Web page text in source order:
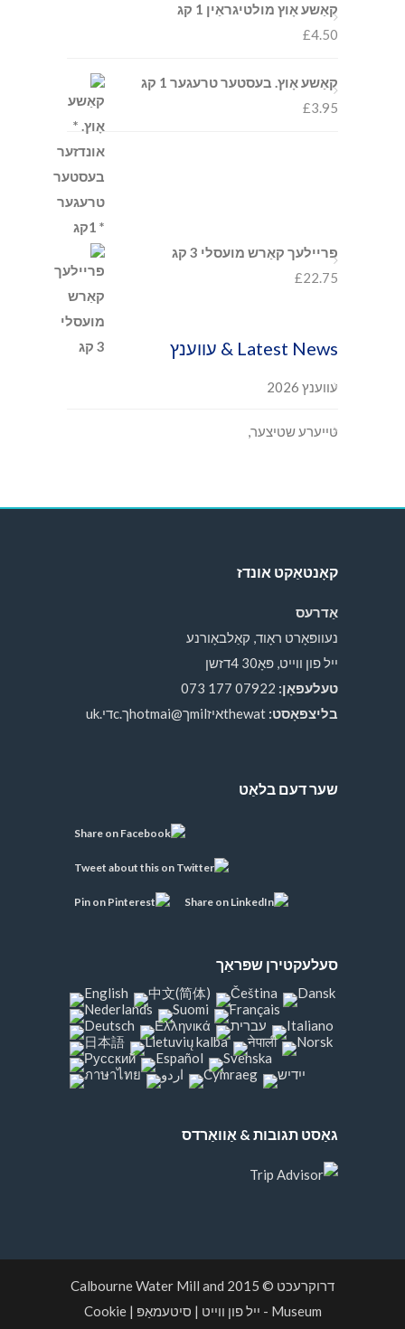
קאַשע אָוץ מולטיגראַין 1 קג
£4.50
קאַשע אָוץ. בעסטער טרעגער 1 קג
£3.95
פריילעך קאַרש מועסלי 3 קג
£22.75
Latest News & עווענץ
עווענץ 2026
טייערע שטיצער,
קאָנטאַקט אונדז
אַדרעס
נעוופּאָרט ראָוד, קאַלבאָורנע
ייל פון ווייט, פּאָ30 4דזשן
טעלעפאָן:
בליצפּאָסט: thewatאיזmilך@hotmaiך.cדי.uk
שער דעם בלאַט
סעלעקטירן שפּראַך
גאַסט תגובות & אַוואַרדס
דרוקרעכט © 2015
Calbourne Water Mill and
Museum - ייל פון ווייט | סיטעמאַפּ |
Cookie